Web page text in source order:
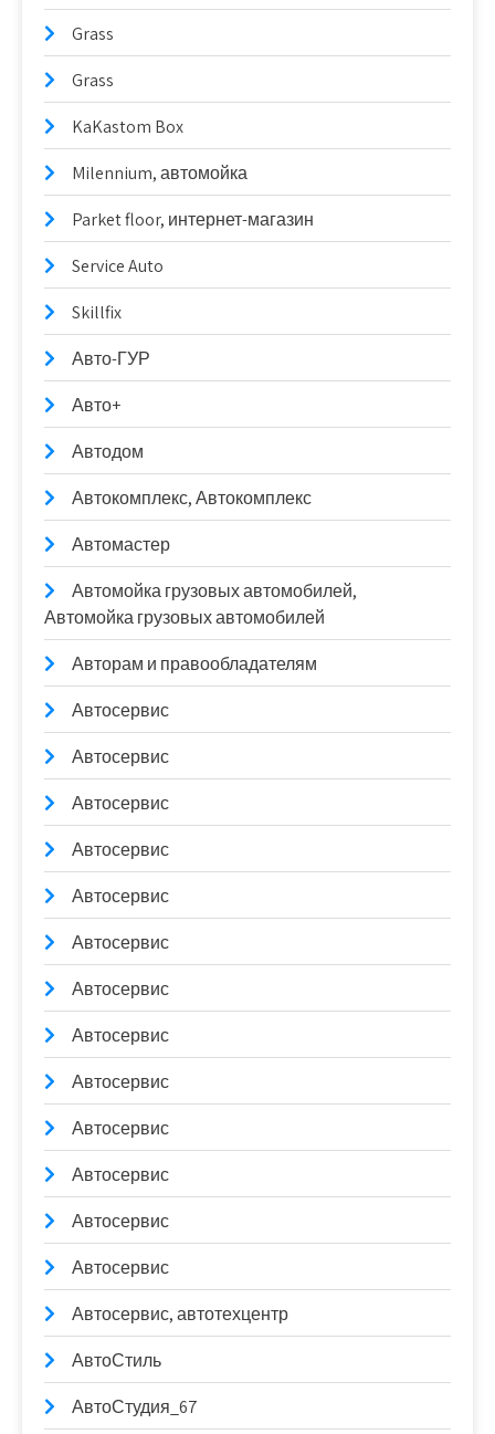
Grass
Grass
KaKastom Box
Milennium, автомойка
Parket floor, интернет-магазин
Service Auto
Skillfix
Авто-ГУР
Авто+
Автодом
Автокомплекс, Автокомплекс
Автомастер
Автомойка грузовых автомобилей,
Автомойка грузовых автомобилей
Авторам и правообладателям
Автосервис
Автосервис
Автосервис
Автосервис
Автосервис
Автосервис
Автосервис
Автосервис
Автосервис
Автосервис
Автосервис
Автосервис
Автосервис
Автосервис, автотехцентр
АвтоСтиль
АвтоСтудия_67